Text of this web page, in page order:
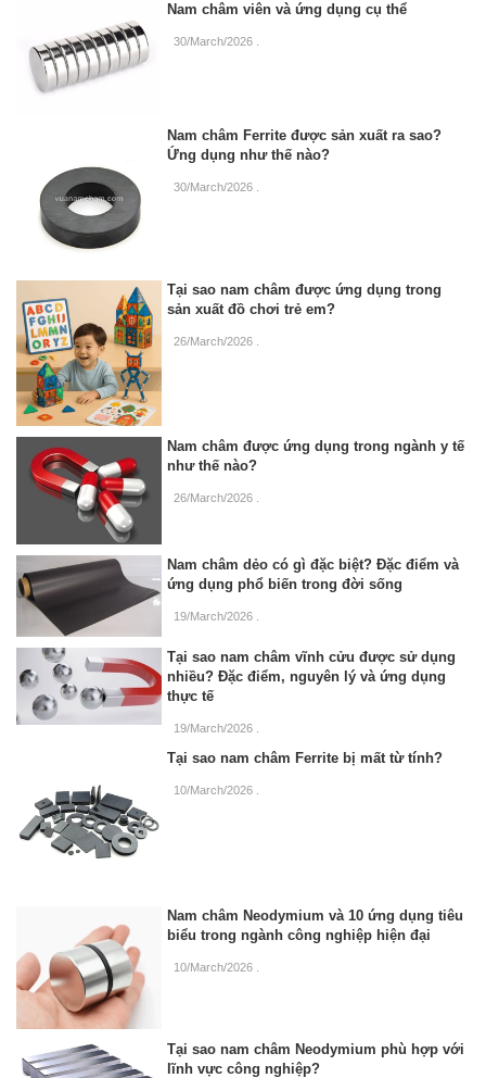
Nam châm viên và ứng dụng cụ thể
30/March/2026
Nam châm Ferrite được sản xuất ra sao?
Ứng dụng như thế nào?
30/March/2026
Tại sao nam châm được ứng dụng trong
sản xuất đồ chơi trẻ em?
26/March/2026
Nam châm được ứng dụng trong ngành y tế
như thế nào?
26/March/2026
Nam châm dẻo có gì đặc biệt? Đặc điểm và
ứng dụng phổ biến trong đời sống
19/March/2026
Tại sao nam châm vĩnh cửu được sử dụng
nhiều? Đặc điểm, nguyên lý và ứng dụng
thực tế
19/March/2026
Tại sao nam châm Ferrite bị mất từ tính?
10/March/2026
Nam châm Neodymium và 10 ứng dụng tiêu
biểu trong ngành công nghiệp hiện đại
10/March/2026
Tại sao nam châm Neodymium phù hợp với
lĩnh vực công nghiệp?